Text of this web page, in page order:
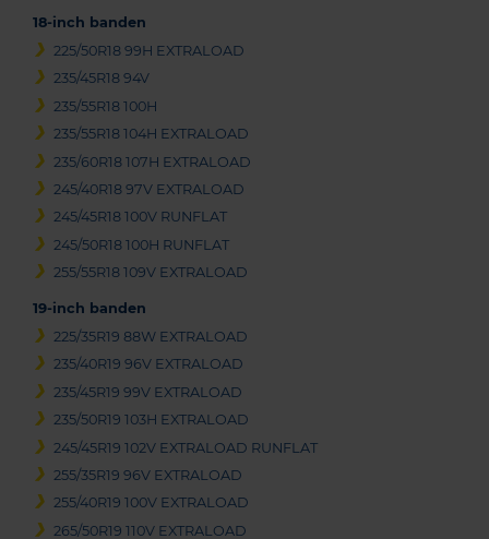
18-inch banden
225/50R18 99H EXTRALOAD
235/45R18 94V
235/55R18 100H
235/55R18 104H EXTRALOAD
235/60R18 107H EXTRALOAD
245/40R18 97V EXTRALOAD
245/45R18 100V RUNFLAT
245/50R18 100H RUNFLAT
255/55R18 109V EXTRALOAD
19-inch banden
225/35R19 88W EXTRALOAD
235/40R19 96V EXTRALOAD
235/45R19 99V EXTRALOAD
235/50R19 103H EXTRALOAD
245/45R19 102V EXTRALOAD RUNFLAT
255/35R19 96V EXTRALOAD
255/40R19 100V EXTRALOAD
265/50R19 110V EXTRALOAD